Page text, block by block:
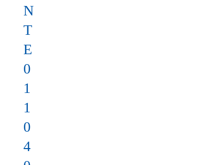
N
T
E
0
1
1
0
4